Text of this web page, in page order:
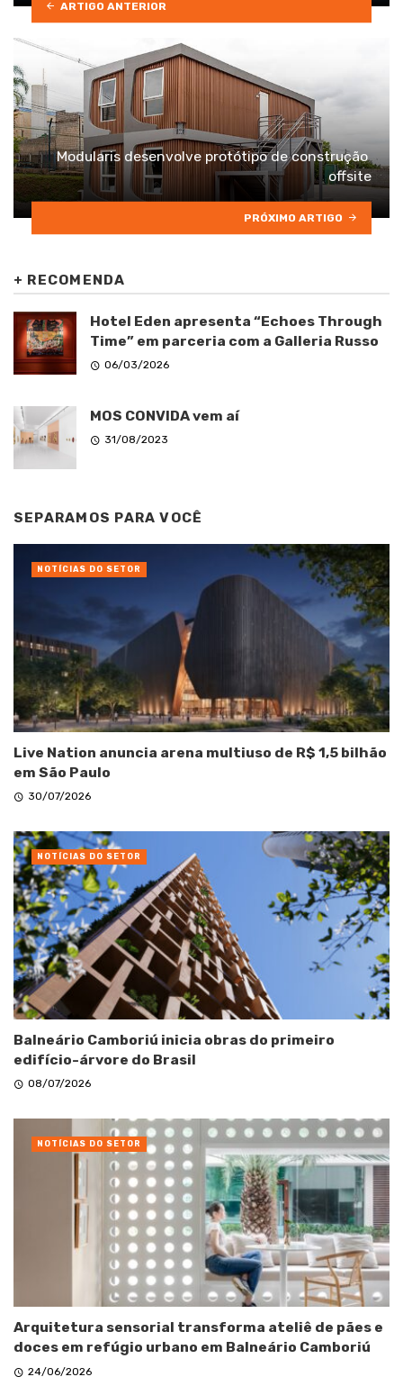
ARTIGO ANTERIOR
Modularis desenvolve protótipo de construção
offsite
PRÓXIMO ARTIGO
+ RECOMENDA
Hotel Eden apresenta “Echoes Through
Time” em parceria com a Galleria Russo
06/03/2026
MOS CONVIDA vem aí
31/08/2023
SEPARAMOS PARA VOCÊ
Live Nation anuncia arena multiuso de R$ 1,5 bilhão
em São Paulo
30/07/2026
NOTÍCIAS DO SETOR
Balneário Camboriú inicia obras do primeiro
edifício-árvore do Brasil
08/07/2026
NOTÍCIAS DO SETOR
Arquitetura sensorial transforma ateliê de pães e
doces em refúgio urbano em Balneário Camboriú
24/06/2026
NOTÍCIAS DO SETOR